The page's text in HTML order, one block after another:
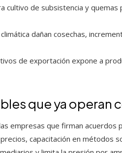
cultivo de subsistencia y quemas
dañan cosechas,
de exportación expone a
que ya operan
empresas que firman acuerdos
capacitación en métodos